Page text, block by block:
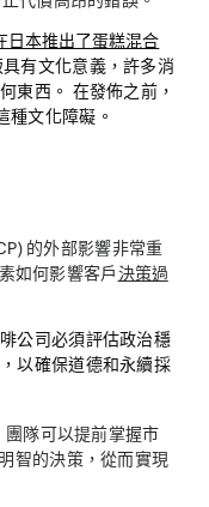
日本推出了蛋糕混合
有文化意義，許多消
東西。 在發佈之前，
種文化障礙。
的外部影響非常重
如何影響客戶決策過
公司必須評估政治穩
以確保道德和永續採
團隊可以提前掌握市
智的決策，從而實現